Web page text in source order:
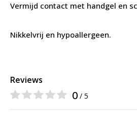
Vermijd contact met handgel en
Nikkelvrij en hypoallergeen.
Reviews
0 / 5